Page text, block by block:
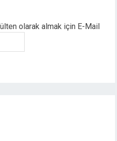
olarak almak için E-Mail